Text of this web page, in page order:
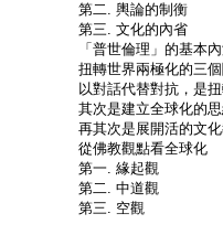
第二. 輿論的制衡
第三. 文化的內省
「普世倫理」的基本
扭轉世界兩極化的三
以對話代替對抗，是
其次是建立全球化的
再其次是展開活的文
從佛教觀點看全球化
第一. 緣起觀
第二. 中道觀
第三. 空觀